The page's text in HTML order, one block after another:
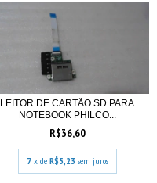
LEITOR DE CARTÃO SD PARA
NOTEBOOK PHILCO...
R$36,60
7 x de R$5,23 sem juros